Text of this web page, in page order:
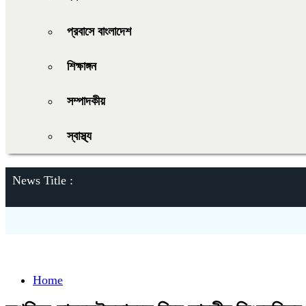
প্রবাসে বাংলাদেশ
শিক্ষাঙ্গন
সম্পাদকীয়
স্বাস্থ্য
News Title :
Home